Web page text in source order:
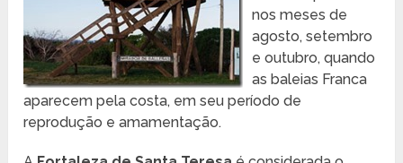
nos meses de
agosto, setembro
e outubro, quando
as baleias Franca
aparecem pela costa, em seu período de
reprodução e amamentação.